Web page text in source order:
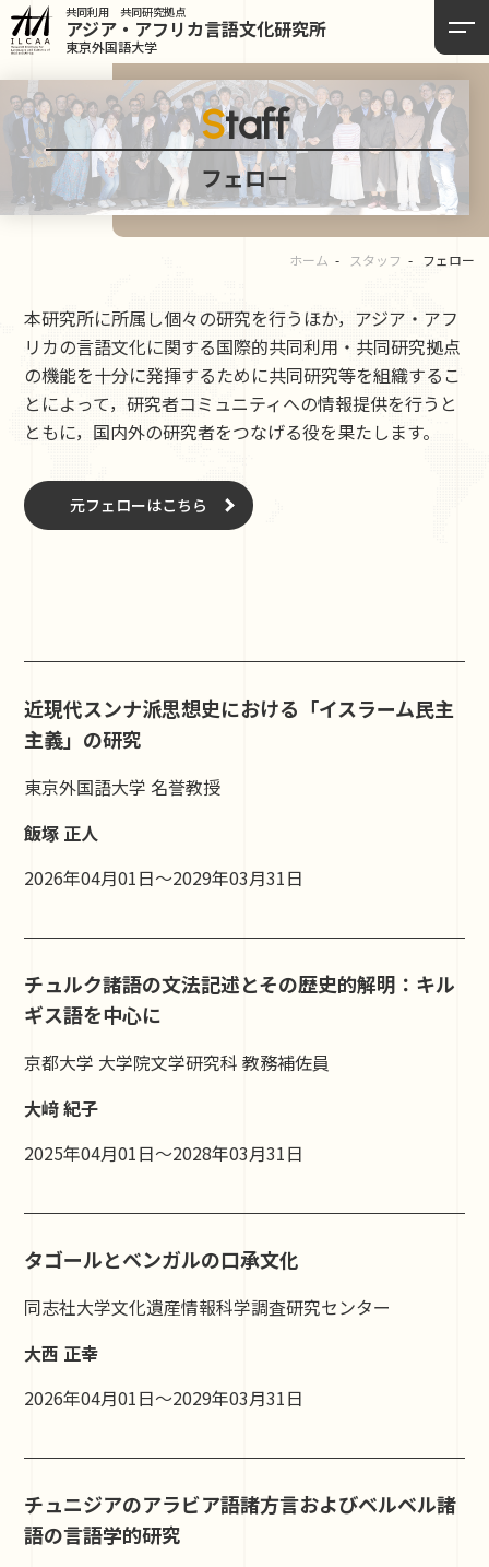
共同利用 共同研究拠点
アジア・アフリカ言語文化研究所
東京外国語大学
Staff
フェロー
ホーム スタッフ フェロー
本研究所に所属し個々の研究を行うほか，アジア・アフ
リカの言語文化に関する国際的共同利用・共同研究拠点
の機能を十分に発揮するために共同研究等を組織するこ
とによって，研究者コミュニティへの情報提供を行うと
ともに，国内外の研究者をつなげる役を果たします。
元フェローはこちら
近現代スンナ派思想史における「イスラーム民主
主義」の研究
東京外国語大学 名誉教授
飯塚 正人
2026年04月01日～2029年03月31日
チュルク諸語の文法記述とその歴史的解明：キル
ギス語を中心に
京都大学 大学院文学研究科 教務補佐員
大﨑 紀子
2025年04月01日～2028年03月31日
タゴールとベンガルの口承文化
同志社大学文化遺産情報科学調査研究センター
大西 正幸
2026年04月01日～2029年03月31日
チュニジアのアラビア語諸方言およびベルベル諸
語の言語学的研究